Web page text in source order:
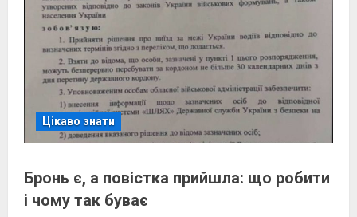
Цікаво знати
Бронь є, а повістка прийшла: що робити
і чому так буває